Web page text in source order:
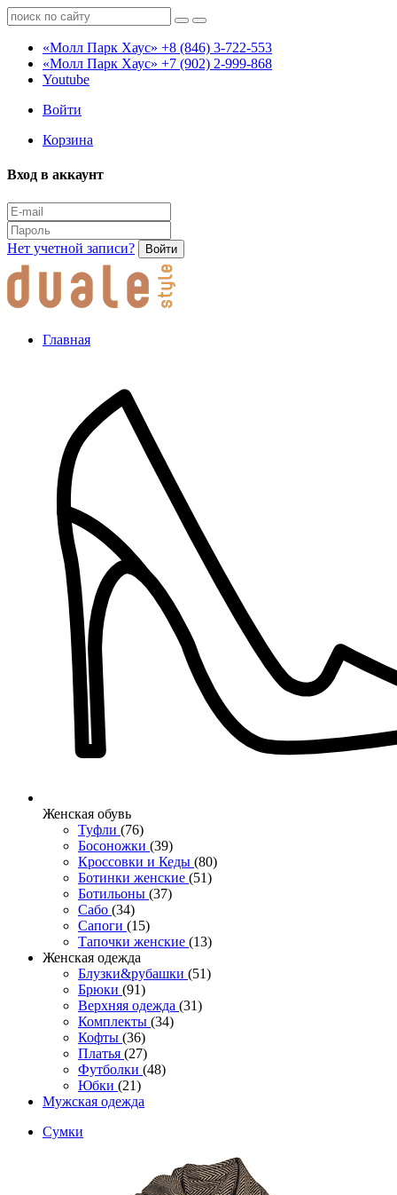
«Молл Парк Хаус» +8 (846) 3-722-553
«Молл Парк Хаус» +7 (902) 2-999-868
Youtube
Войти
Корзина
Вход в аккаунт
Нет учетной записи? Войти
Главная
Женcкая обувь
Туфли (76)
Босоножки (39)
Кроссовки и Кеды (80)
Ботинки женские (51)
Ботильоны (37)
Сабо (34)
Сапоги (15)
Тапочки женские (13)
Женская одежда
Блузки&рубашки (51)
Брюки (91)
Верхняя одежда (31)
Комплекты (34)
Кофты (36)
Платья (27)
Футболки (48)
Юбки (21)
Мужская одежда
Сумки